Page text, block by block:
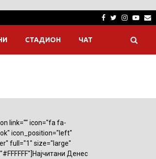
Facebook
Twitter
СТАДИОН ЧАТ
link="" icon="fa fa-
icon_position="left"
full="1" size="large"
Денес